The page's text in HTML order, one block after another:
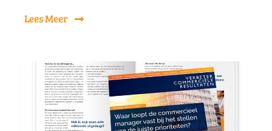
Lees Meer